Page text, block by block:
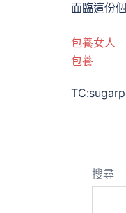
面臨這份
包養女人
包養
搜尋